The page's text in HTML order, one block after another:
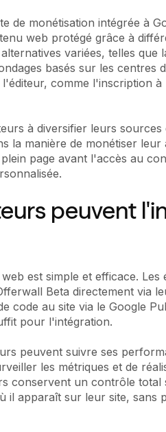
de monétisation intégrée à
web protégé grâce à
variées, telles que
basés sur les centres
comme l'inscription
à diversifier leurs
la manière de monétiser
page avant l'accès au
peuvent
est simple et efficace. Les
Beta directement via
code au site via le Google
pour l'intégration.
peuvent suivre ses
les métriques et de
conservent un contrôle
il apparaît sur leur site, sans